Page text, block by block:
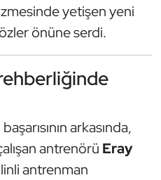
yetişen yeni
önüne serdi.
arkasında,
antrenörü Eray
antrenman